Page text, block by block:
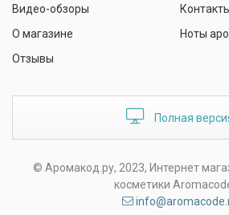
Видео-обзоры
О магазине
Отзывы
Ноты
Полная
© Аромакод.ру, 2023, Интернет
косметики